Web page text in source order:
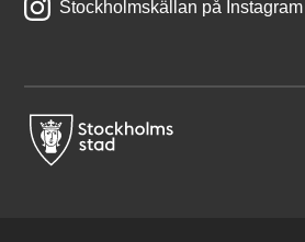
Stockholmskällan på Instagram